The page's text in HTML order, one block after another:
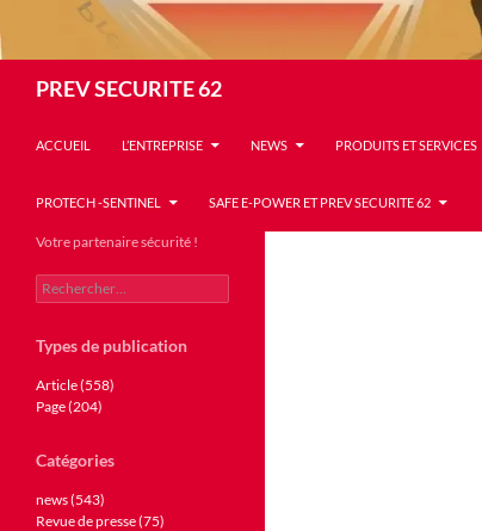
PREV SECURITE 62
ACCUEIL L’ENTREPRISE NEWS PRODUITS ET SERVICES
PROTECH -SENTINEL SAFE E-POWER ET PREV SECURITE 62
Votre partenaire sécurité !
Rechercher :
Types de publication
Article (558)
Page (204)
Catégories
news (543)
Revue de presse (75)